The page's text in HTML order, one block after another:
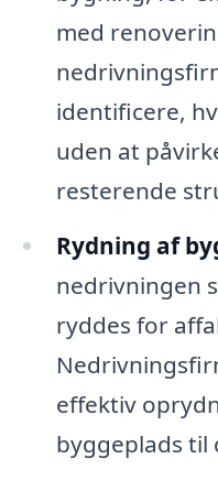
med
identificere,
uden at
resterende
Rydning af
nedrivningen
ryddes for
effektiv
byggeplads